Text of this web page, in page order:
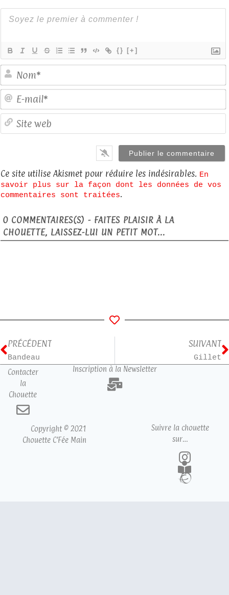
{} [+]
Ce site utilise Akismet pour réduire les indésirables. En
savoir plus sur la façon dont les données de vos
commentaires sont traitées.
0 COMMENTAIRES(S) - FAITES PLAISIR À LA
CHOUETTE, LAISSEZ-LUI UN PETIT MOT...
PRÉCÉDENT
Bandeau
SUIVANT
Gillet
Contacter
la
Chouette
Inscription à la Newsletter
Copyright © 2021
Chouette C’Fée Main
Suivre la chouette
sur…